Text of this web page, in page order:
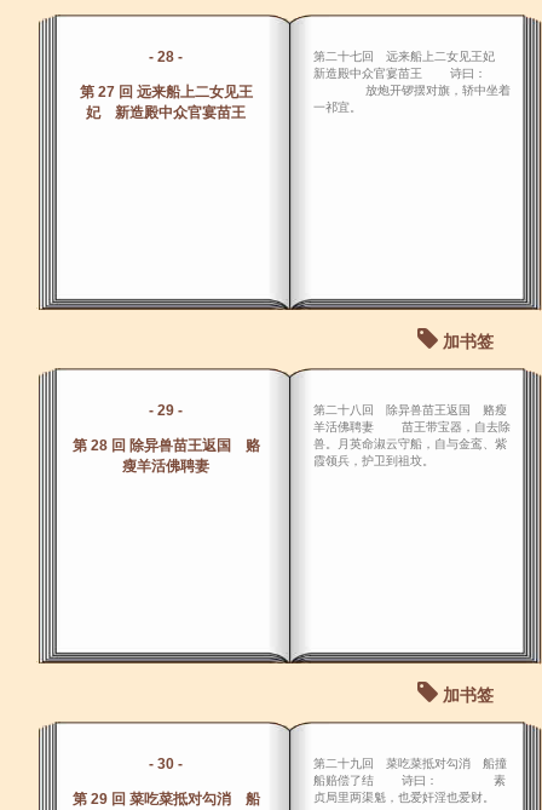
- 28 -
第 27 回 远来船上二女见王
妃 新造殿中众官宴苗王
第二十七回 远来船上二女见王妃
新造殿中众官宴苗王 诗曰：
放炮开锣摆对旗，轿中坐着
一祁宜。
加书签
- 29 -
第 28 回 除异兽苗王返国 赂
瘦羊活佛聘妻
第二十八回 除异兽苗王返国 赂瘦
羊活佛聘妻 苗王带宝器，自去除
兽。月英命淑云守船，自与金鸾、紫
霞领兵，护卫到祖坟。
加书签
- 30 -
第 29 回 菜吃菜抵对勾消 船
第二十九回 菜吃菜抵对勾消 船撞
船赔偿了结 诗曰： 素
贞局里两渠魁，也爱奸淫也爱财。